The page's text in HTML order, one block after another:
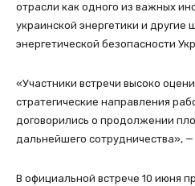
отрасли как одного из важных
украинской энергетики и другие
энергетической безопасности
«Участники встречи высоко
стратегические направления
договорились о продолжении
дальнейшего сотрудничества»,
В официальной встрече 10 июня